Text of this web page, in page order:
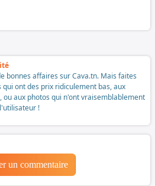
bonnes affaires sur Cava.tn. Mais faites
ont des prix ridiculement bas, aux
ou aux photos qui n'ont vraisemblablement
!
un commentaire